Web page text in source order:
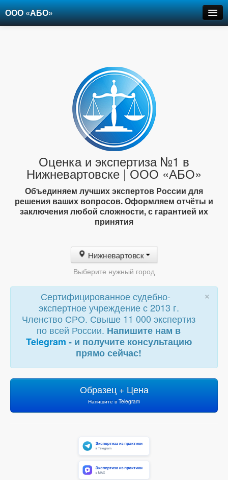
ООО «АБО»
Оценка и экспертиза №1 в
Нижневартовске | ООО «АБО»
Объединяем лучших экспертов России для
решения ваших вопросов. Оформляем отчёты и
заключения любой сложности, с гарантией их
принятия
Нижневартовск
Выберите нужный город
×
Сертифицированное судебно-
экспертное учреждение с 2013 г.
Членство СРО. Свыше 11 000 экспертиз
по всей России. Напишите нам в
Telegram - и получите консультацию
прямо сейчас!
Образец + Цена
Напишите в Telegram